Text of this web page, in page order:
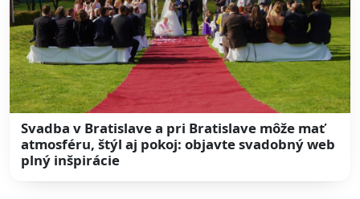
Svadba v Bratislave a pri Bratislave môže mať
atmosféru, štýl aj pokoj: objavte svadobný web
plný inšpirácie